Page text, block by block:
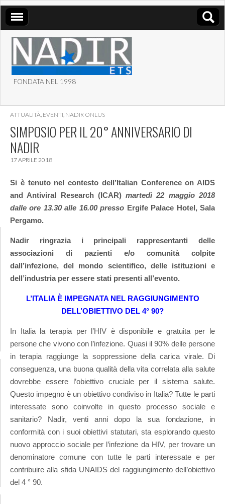
ASSOCIAZIONE NADIR
ETS
FONDATA NEL 1998
ATTUALITÀ, EVENTI, NADIR ONLUS
SIMPOSIO PER IL 20° ANNIVERSARIO DI
NADIR
17 APRILE 2018
Si è tenuto nel contesto dell’Italian Conference on AIDS
and Antiviral Research (ICAR)martedì 22 maggio 2018
dalle ore 13.30 alle 16.00 presso Ergife Palace Hotel, Sala
Pergamo.
Nadir ringrazia i principali rappresentanti delle
associazioni di pazienti e/o comunità colpite
dall’infezione, del mondo scientifico, delle istituzioni e
dell’industria per essere stati presenti all’evento.
L’ITALIA È IMPEGNATA NEL RAGGIUNGIMENTO
DELL’OBIETTIVO DEL 4° 90?
In Italia la terapia per l’HIV è disponibile e gratuita per le
persone che vivono con l’infezione. Quasi il 90% delle persone
in terapia raggiunge la soppressione della carica virale. Di
conseguenza, una buona qualità della vita correlata alla salute
dovrebbe essere l’obiettivo cruciale per il sistema salute.
Questo impegno è un obiettivo condiviso in Italia? Tutte le parti
interessate sono coinvolte in questo processo sociale e
sanitario? Nadir, venti anni dopo la sua fondazione, in
conformità con i suoi obiettivi statutari, sta esplorando questo
nuovo approccio sociale per l’infezione da HIV, per trovare un
denominatore comune con tutte le parti interessate e per
contribuire alla sfida UNAIDS del raggiungimento dell’obiettivo
del 4 ° 90.